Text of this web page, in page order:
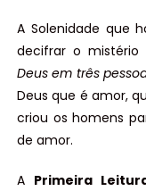
A Solenidade que
decifrar o mistério
Deus em três
Deus que é amor,
criou os homens
de amor.
A Primeira